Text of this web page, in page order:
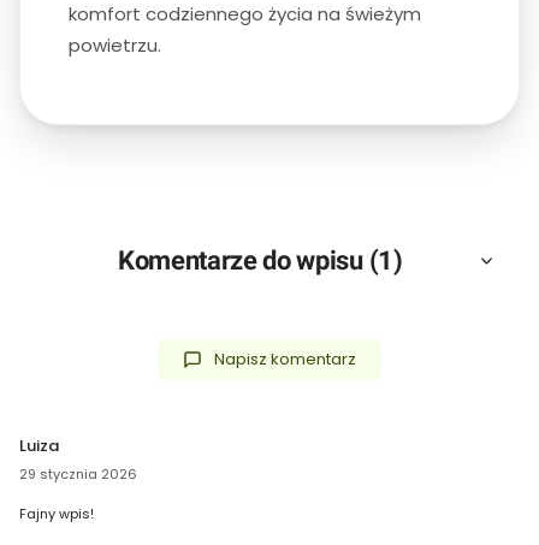
komfort codziennego życia na świeżym
powietrzu.
Komentarze do wpisu (1)
Napisz komentarz
Luiza
29 stycznia 2026
Fajny wpis!